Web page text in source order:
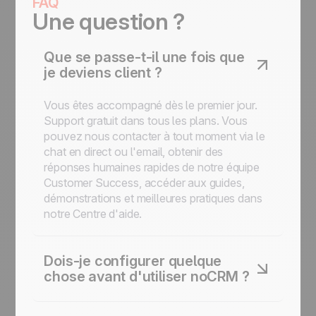
Une question ?
Que se passe-t-il une fois que
je deviens client ?
Vous êtes accompagné dès le premier jour.
Support gratuit dans tous les plans. Vous
pouvez nous contacter à tout moment via le
chat en direct ou l'email, obtenir des
réponses humaines rapides de notre équipe
Customer Success, accéder aux guides,
démonstrations et meilleures pratiques dans
notre Centre d'aide.
Dois-je configurer quelque
chose avant d'utiliser noCRM ?